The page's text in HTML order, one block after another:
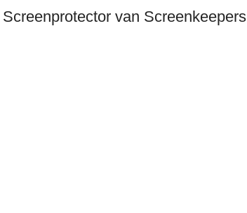
van Screenkeepers